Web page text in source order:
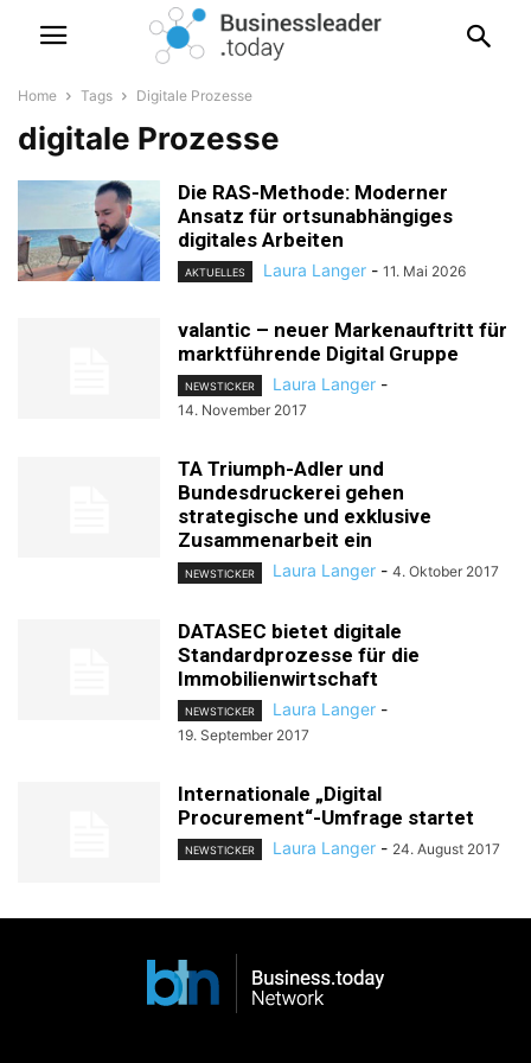
Home Tags Digitale Prozesse
digitale Prozesse
Die RAS-Methode: Moderner
Ansatz für ortsunabhängiges
digitales Arbeiten
AKTUELLES Laura Langer - 11. Mai 2026
valantic – neuer Markenauftritt für
marktführende Digital Gruppe
NEWSTICKER Laura Langer -
14. November 2017
TA Triumph-Adler und
Bundesdruckerei gehen
strategische und exklusive
Zusammenarbeit ein
NEWSTICKER Laura Langer - 4. Oktober 2017
DATASEC bietet digitale
Standardprozesse für die
Immobilienwirtschaft
NEWSTICKER Laura Langer -
19. September 2017
Internationale „Digital
Procurement“-Umfrage startet
NEWSTICKER Laura Langer - 24. August 2017